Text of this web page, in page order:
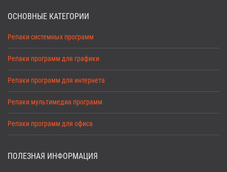
ОСНОВНЫЕ КАТЕГОРИИ
Репаки системных программ
Репаки программ для графики
Репаки программ для интернета
Репаки мультимедиа программ
Репаки программ для офиса
ПОЛЕЗНАЯ ИНФОРМАЦИЯ